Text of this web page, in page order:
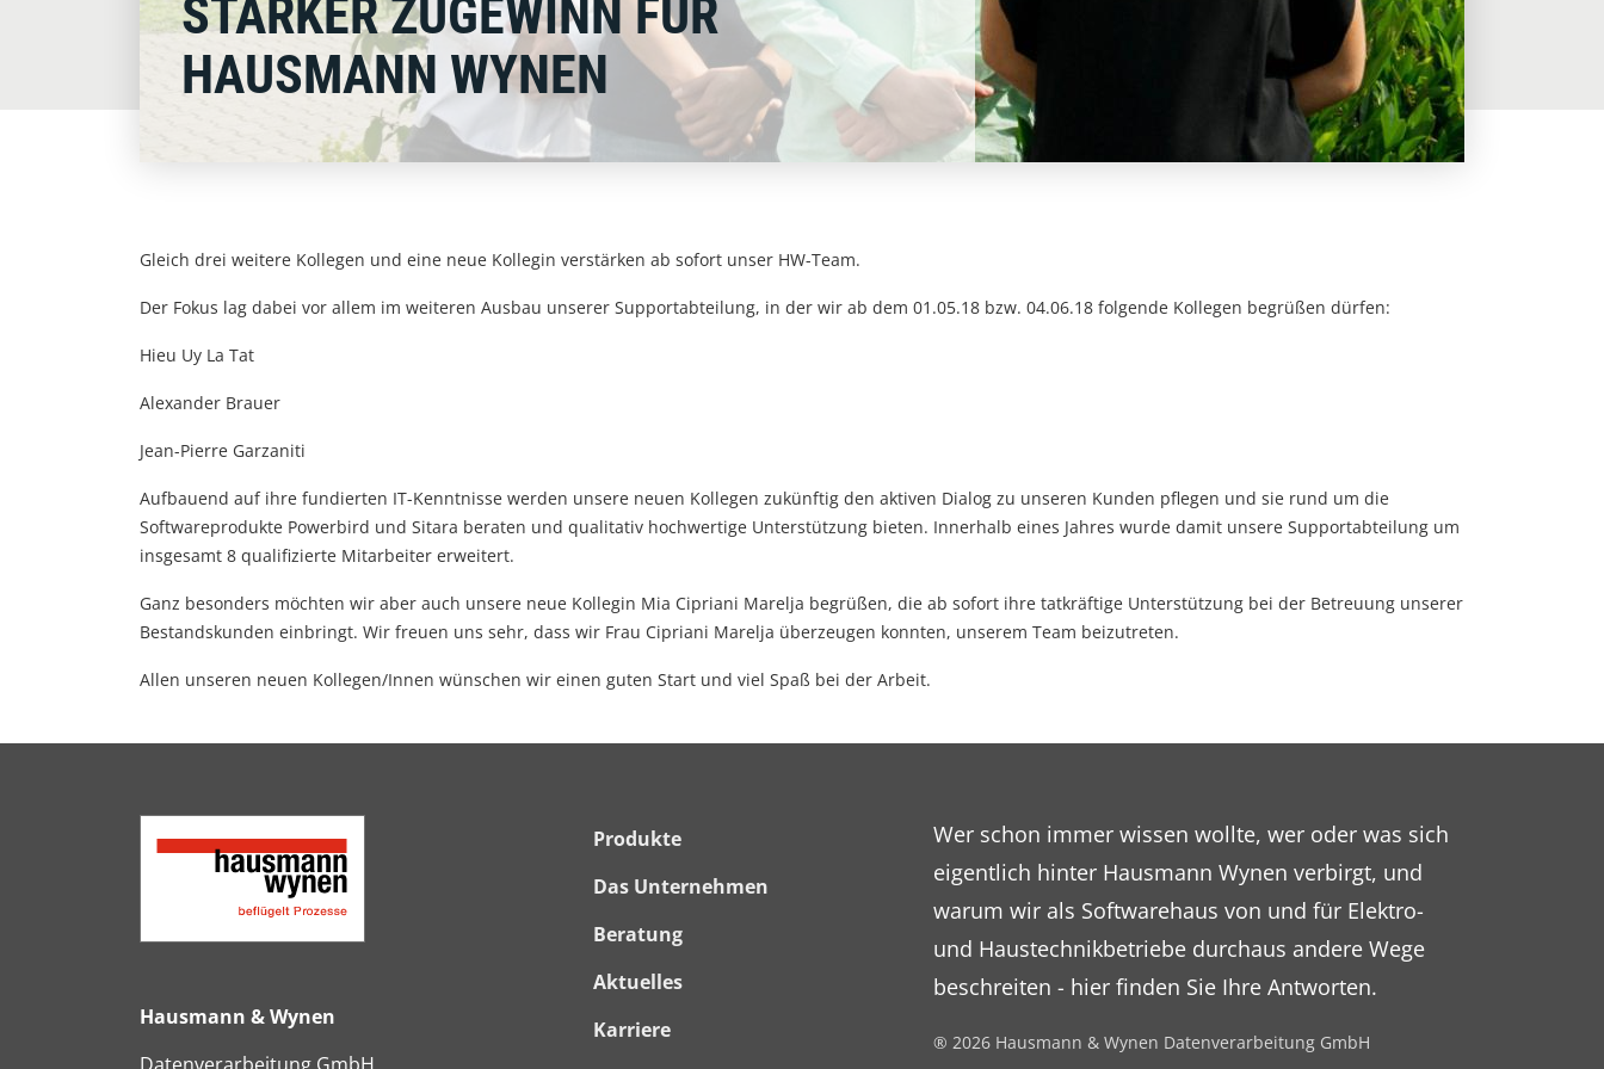
STARKER ZUGEWINN FÜR
HAUSMANN WYNEN
Gleich drei weitere Kollegen und eine neue Kollegin verstärken ab sofort unser HW-Team.
Der Fokus lag dabei vor allem im weiteren Ausbau unserer Supportabteilung, in der wir ab dem 01.05.18 bzw. 04.06.18 folgende Kollegen begrüßen dürfen:
Hieu Uy La Tat
Alexander Brauer
Jean-Pierre Garzaniti
Aufbauend auf ihre fundierten IT-Kenntnisse werden unsere neuen Kollegen zukünftig den aktiven Dialog zu unseren Kunden pflegen und sie rund um die
Softwareprodukte Powerbird und Sitara beraten und qualitativ hochwertige Unterstützung bieten. Innerhalb eines Jahres wurde damit unsere Supportabteilung um
insgesamt 8 qualifizierte Mitarbeiter erweitert.
Ganz besonders möchten wir aber auch unsere neue Kollegin Mia Cipriani Marelja begrüßen, die ab sofort ihre tatkräftige Unterstützung bei der Betreuung unserer
Bestandskunden einbringt. Wir freuen uns sehr, dass wir Frau Cipriani Marelja überzeugen konnten, unserem Team beizutreten.
Allen unseren neuen Kollegen/Innen wünschen wir einen guten Start und viel Spaß bei der Arbeit.
Hausmann & Wynen
Footer
Menü
Produkte
Das Unternehmen
Beratung
Aktuelles
Karriere
Wer schon immer wissen wollte, wer oder was sich
eigentlich hinter Hausmann Wynen verbirgt, und
warum wir als Softwarehaus von und für Elektro-
und Haustechnikbetriebe durchaus andere Wege
beschreiten - hier finden Sie Ihre Antworten.
® 2026 Hausmann & Wynen Datenverarbeitung GmbH